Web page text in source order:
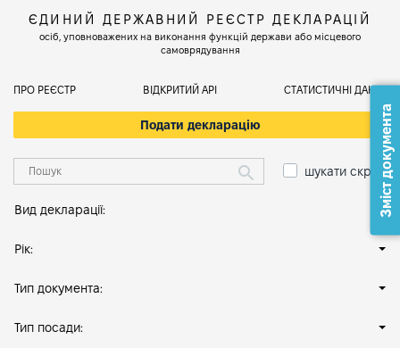
ЄДИНИЙ ДЕРЖАВНИЙ РЕЄСТР ДЕКЛАРАЦІЙ
осіб, уповноважених на виконання функцій держави або місцевого
самоврядування
ПРО РЕЄСТР ВІДКРИТИЙ АРІ СТАТИСТИЧНІ ДАНІ
Подати декларацію
шукати скрізь
Вид декларації:
Рік:
Тип документа:
Тип посади:
Зміст документа